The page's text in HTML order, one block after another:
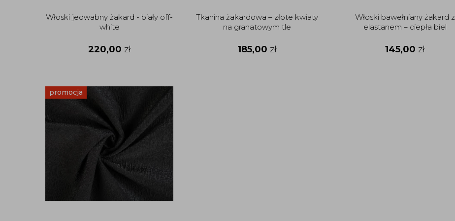
Włoski jedwabny żakard - biały off-
white
220,00 zł
Tkanina żakardowa – złote kwiaty
na granatowym tle
185,00 zł
Włoski bawełniany żakard z
elastanem – ciepła biel
145,00 zł
promocja